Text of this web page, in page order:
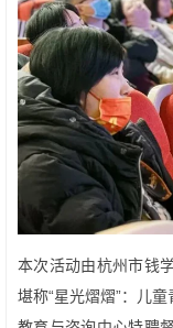
本次活动由杭州市钱
堪称“星光熠熠”：儿